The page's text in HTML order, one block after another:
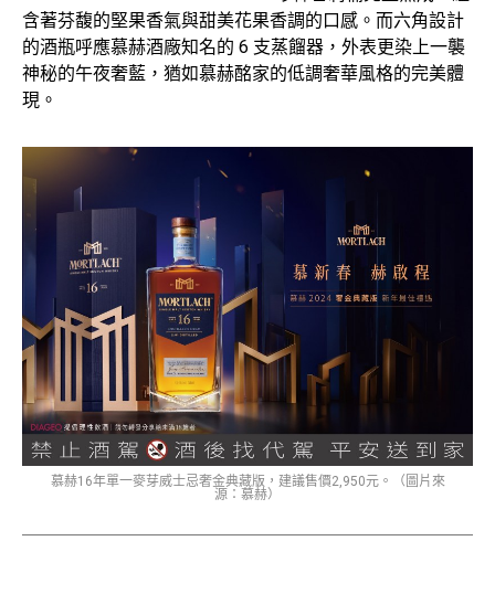
含著芬馥的堅果香氣與甜美花果香調的口感。而六角設計
的酒瓶呼應慕赫酒廠知名的 6 支蒸餾器，外表更染上一襲
神秘的午夜奢藍，猶如慕赫酩家的低調奢華風格的完美體
現。
慕赫16年單一麥芽威士忌奢金典藏版，建議售價2,950元。（圖片來
源：慕赫）